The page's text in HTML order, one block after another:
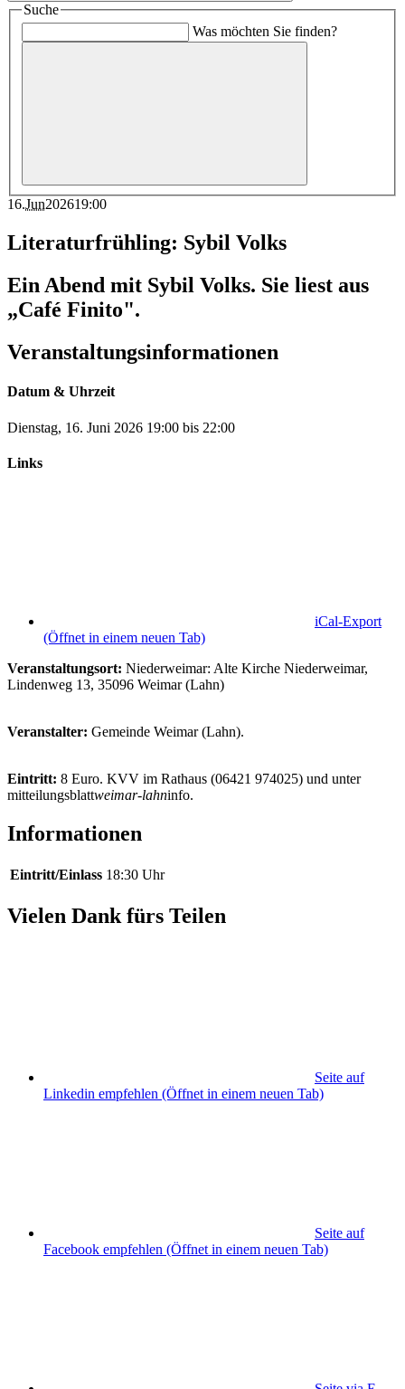
Suche
Was möchten Sie finden?
16.Jun202619:00
Literaturfrühling: Sybil Volks
Ein Abend mit Sybil Volks. Sie liest aus
„Café Finito".
Veranstaltungsinformationen
Datum & Uhrzeit
Dienstag, 16. Juni 2026 19:00 bis 22:00
Links
iCal-Export
(Öffnet in einem neuen Tab)
Veranstaltungsort: Niederweimar: Alte Kirche Niederweimar,
Lindenweg 13, 35096 Weimar (Lahn)
Veranstalter: Gemeinde Weimar (Lahn).
Eintritt: 8 Euro. KVV im Rathaus (06421 974025) und unter
mitteilungsblattweimar-lahninfo.
Informationen
Eintritt/Einlass 18:30 Uhr
Vielen Dank fürs Teilen
Seite auf
Linkedin empfehlen (Öffnet in einem neuen Tab)
Seite auf
Facebook empfehlen (Öffnet in einem neuen Tab)